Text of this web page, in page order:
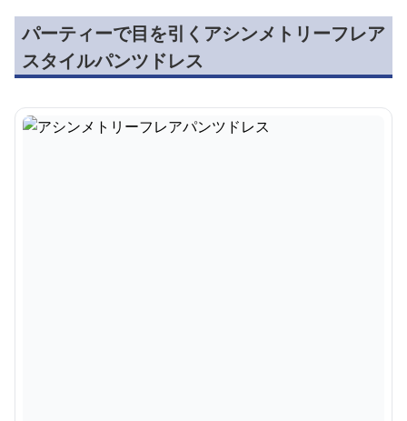
パーティーで目を引くアシンメトリーフレア
スタイルパンツドレス